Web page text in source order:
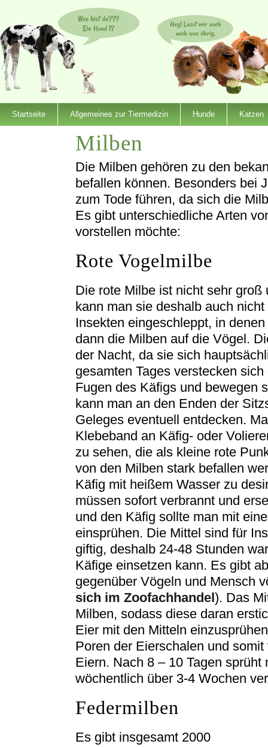
Startseite Allgemeines zur Tiermedizin Hunde Katzen
Milben
Die Milben gehören zu den
befallen können. Besonders bei
zum Tode führen, da sich die
Es gibt unterschiedliche Arten
vorstellen möchte:
Rote Vogelmilbe
Die rote Milbe ist nicht sehr
kann man sie deshalb auch
Insekten eingeschleppt, in
dann die Milben auf die Vögel.
der Nacht, da sie sich
gesamten Tages verstecken
Fugen des Käfigs und bewegen
kann man an den Enden der
Geleges eventuell entdecken.
Klebeband an Käfig- oder
zu sehen, die als kleine rote
von den Milben stark befallen
Käfig mit heißem Wasser zu
müssen sofort verbrannt und
und den Käfig sollte man mit
einsprühen. Die Mittel sind für
giftig, deshalb 24-48 Stunden
Käfige einsetzen kann. Es gibt
gegenüber Vögeln und Mensch
sich im Zoofachhandel). Das
Milben, sodass diese daran
Eier mit den Mitteln
Poren der Eierschalen und
Eiern. Nach 8 – 10 Tagen
wöchentlich über 3-4 Wochen
Federmilben
Es gibt insgesamt 2000